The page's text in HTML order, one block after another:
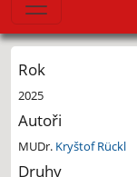
Rok
2025
Autoři
MUDr. Kryštof Rückl
Druhy